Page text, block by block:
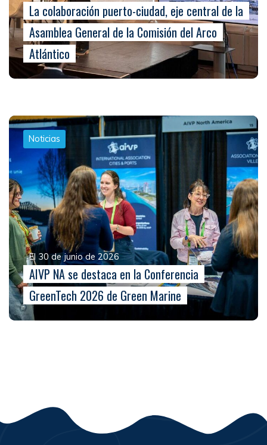
La colaboración puerto-ciudad, eje central de la
Asamblea General de la Comisión del Arco
Atlántico
Noticias
El 30 de junio de 2026
AIVP NA se destaca en la Conferencia
GreenTech 2026 de Green Marine